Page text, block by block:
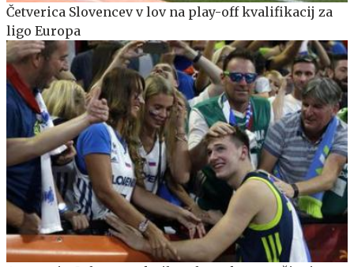
Četverica Slovencev v lov na play-off kvalifikacij za
ligo Europa